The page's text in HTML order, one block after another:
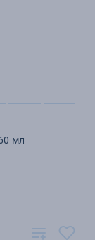
мл